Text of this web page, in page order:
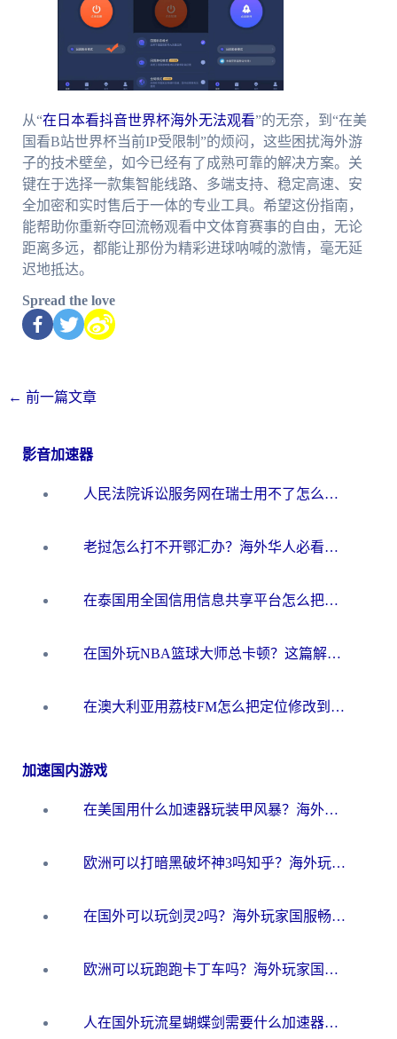
从“在日本看抖音世界杯海外无法观看”的无奈，到“在美
国看B站世界杯当前IP受限制”的烦闷，这些困扰海外游
子的技术壁垒，如今已经有了成熟可靠的解决方案。关
键在于选择一款集智能线路、多端支持、稳定高速、安
全加密和实时售后于一体的专业工具。希望这份指南，
能帮助你重新夺回流畅观看中文体育赛事的自由，无论
距离多远，都能让那份为精彩进球呐喊的激情，毫无延
迟地抵达。
Spread the love
← 前一篇文章
影音加速器
人民法院诉讼服务网在瑞士用不了怎么办？海外华人必备的回国加速指南
老挝怎么打不开鄂汇办？海外华人必看的回国加速全攻略（附欧洲杯小说流畅技巧）
在泰国用全国信用信息共享平台怎么把定位修改到中国国内？海外党解决国内服务访问难题的实用指南
在国外玩NBA篮球大师总卡顿？这篇解决你所有海外看国内内容的烦恼
在澳大利亚用荔枝FM怎么把定位修改到中国国内？海外华人必看的内容访问指南
加速国内游戏
在美国用什么加速器玩装甲风暴？海外玩家亲测有效的国服游戏加速指南
欧洲可以打暗黑破坏神3吗知乎？海外玩家国服游戏加速终极指南
在国外可以玩剑灵2吗？海外玩家国服畅玩终极指南（附永恒之塔明日方舟加速方案）
欧洲可以玩跑跑卡丁车吗？海外玩家国服游戏畅玩终极指南（附QQ炫舞剑网3解决方案）
人在国外玩流星蝴蝶剑需要什么加速器？老玩家亲测的终极解决方案